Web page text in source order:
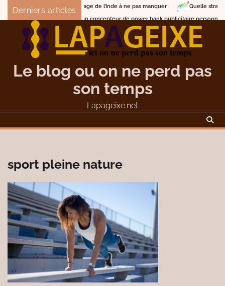
Skip
content
Derniers articles
Les circuits de voyage de l’Inde à ne pas manquer
Quelle stratégie
Comment choisir un concepteur de power bank publicitaire personnalisé
Le blog ou on ne perd pas
son temps
Lapageixe.net
sport pleine nature